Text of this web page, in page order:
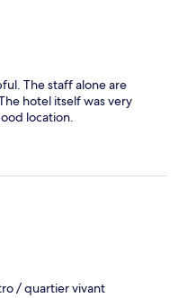
The staff alone are
hotel itself was very
location.
/ quartier vivant